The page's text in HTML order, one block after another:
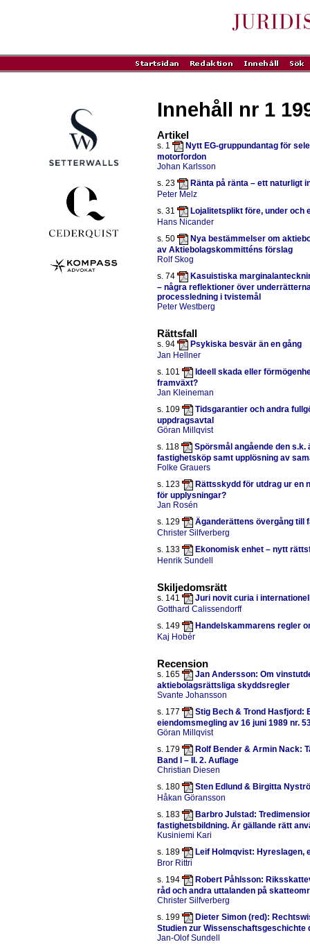
Innehåll nr 1
Artikel
s. 1
Nytt EG-gruppundantag för
motorfordon
Johan Karlsson
s. 23
Ränta på ränta – ett naturligt
Peter Melz
s. 31
Lojalitetsplikt före, under och
Hans Nicander
s. 50
Nya bestämmelser om
av Aktiebolagskommitténs förslag
Rolf Skog
s. 74
Kasuistiska
– några reflektioner över
processledning i tvistemål
Peter Westberg
Rättsfall
s. 94
Psykiska besvär än en gång
Jan Hellner
s. 101
Ideell skada eller
framväxt?
Jan Kleineman
s. 109
Tidsgarantier och andra
uppdragsavtal
Göran Millqvist
s. 118
Spörsmål angående den
fastighetsköp samt upplösning av
Folke Grauers
s. 123
Rättsskydd för utdrag ur en
för upplysningar?
Jan Rosén
s. 129
Äganderättens övergång till
Christer Silfverberg
s. 133
Ekonomisk enhet – nytt
Henrik Sundell
Skiljedomsrätt
s. 141
Juri novit curia i
Gotthard Calissendorff
s. 149
Handelskammarens regler
Kaj Hobér
Recension
s. 165
Jan Andersson: Om
aktiebolagsrättsliga skyddsregler
Svante Johansson
s. 177
Stig Bech & Trond Hasfjord:
eiendomsmegling av 16 juni 1989 nr.
Göran Millqvist
s. 179
Rolf Bender & Armin Nack:
Band I – II. 2. Auflage
Christian Diesen
s. 180
Sten Edlund & Birgitta
Håkan Göransson
s. 183
Barbro Julstad:
fastighetsbildning. Är gällande rätt
Kusiniemi Kari
s. 189
Leif Holmqvist: Hyreslagen,
Bror Rittri
s. 194
Robert Påhlsson:
råd och andra uttalanden på
Christer Silfverberg
s. 199
Dieter Simon (red):
Studien zur Wissenschaftsgeschichte
Jan-Olof Sundell